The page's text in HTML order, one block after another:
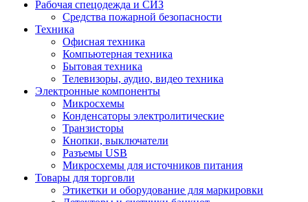
Рабочая спецодежда и СИЗ
Средства пожарной безопасности
Техника
Офисная техника
Компьютерная техника
Бытовая техника
Телевизоры, аудио, видео техника
Электронные компоненты
Микросхемы
Конденсаторы электролитические
Транзисторы
Кнопки, выключатели
Разъемы USB
Микросхемы для источников питания
Товары для торговли
Этикетки и оборудование для маркировки